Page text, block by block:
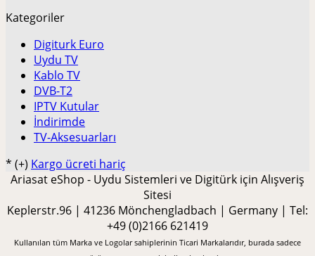
Kategoriler
Digiturk Euro
Uydu TV
Kablo TV
DVB-T2
IPTV Kutular
İndirimde
TV-Aksesuarları
* (+) Kargo ücreti hariç
Ariasat eShop - Uydu Sistemleri ve Digitürk için Alışveriş
Sitesi
Keplerstr.96 | 41236 Mönchengladbach | Germany | Tel:
+49 (0)2166 621419
Kullanılan tüm Marka ve Logolar sahiplerinin Ticari Markalarıdır, burada sadece